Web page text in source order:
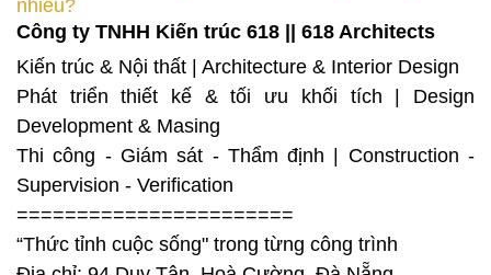
nhiêu?
Công ty TNHH Kiến trúc 618 || 618 Architects
Kiến trúc & Nội thất | Architecture & Interior Design
Phát triển thiết kế & tối ưu khối tích | Design
Development & Masing
Thi công - Giám sát - Thẩm định | Construction -
Supervision - Verification
=======================
“Thức tỉnh cuộc sống" trong từng công trình